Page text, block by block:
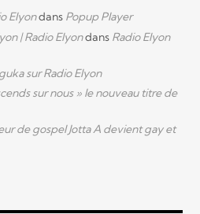
Elyondans Popup Player
| Radio Elyondans Radio Elyon
sur Radio Elyon
sur nous » le nouveau titre de
de gospel Jotta A devient gay et